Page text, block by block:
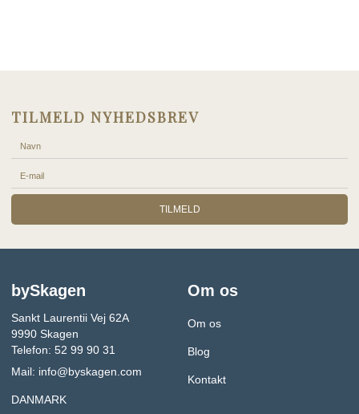
TILMELD NYHEDSBREV
TILMELD
bySkagen
Sankt Laurentii Vej 62A
9990 Skagen
Telefon: 52 99 90 31
Mail: info@byskagen.com
DANMARK
Om os
Om os
Blog
Kontakt